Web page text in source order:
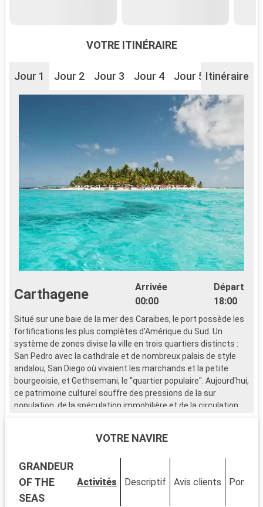
VOTRE ITINÉRAIRE
Jour 1 Jour 2 Jour 3 Jour 4 Jour 5 Jour 6
Itinéraire
Carthagene
Arrivée
00:00
Départ
18:00
Situé sur une baie de la mer des Caraibes, le port possède les
fortifications les plus complètes d'Amérique du Sud. Un
système de zones divise la ville en trois quartiers distincts :
San Pedro avec la cathdrale et de nombreux palais de style
andalou, San Diego où vivaient les marchands et la petite
bourgeoisie, et Gethsemani, le "quartier populaire". Aujourd'hui,
ce patrimoine culturel souffre des pressions de la sur
population, de la spéculation immobilière et de la circulation
VOTRE NAVIRE
GRANDEUR
OF THE
SEAS
Activités Descriptif Avis clients Ponts